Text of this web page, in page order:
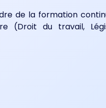
de la formation
(Droit du travail,